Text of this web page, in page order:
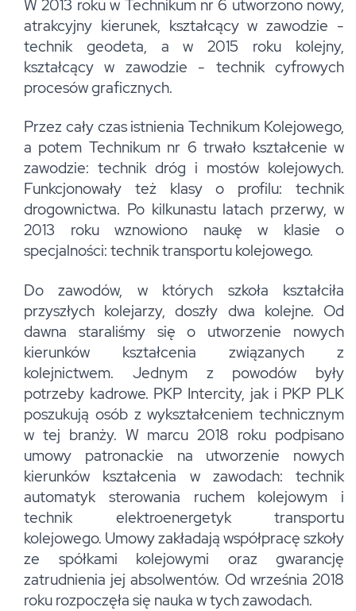
W 2013 roku w Technikum nr 6 utworzono nowy,
atrakcyjny kierunek, kształcący w zawodzie -
technik geodeta, a w 2015 roku kolejny,
kształcący w zawodzie - technik cyfrowych
procesów graficznych.
Przez cały czas istnienia Technikum Kolejowego,
a potem Technikum nr 6 trwało kształcenie w
zawodzie: technik dróg i mostów kolejowych.
Funkcjonowały też klasy o profilu: technik
drogownictwa. Po kilkunastu latach przerwy, w
2013 roku wznowiono naukę w klasie o
specjalności: technik transportu kolejowego.
Do zawodów, w których szkoła kształciła
przyszłych kolejarzy, doszły dwa kolejne. Od
dawna staraliśmy się o utworzenie nowych
kierunków kształcenia związanych z
kolejnictwem. Jednym z powodów były
potrzeby kadrowe. PKP Intercity, jak i PKP PLK
poszukują osób z wykształceniem technicznym
w tej branży. W marcu 2018 roku podpisano
umowy patronackie na utworzenie nowych
kierunków kształcenia w zawodach: technik
automatyk sterowania ruchem kolejowym i
technik elektroenergetyk transportu
kolejowego. Umowy zakładają współpracę szkoły
ze spółkami kolejowymi oraz gwarancję
zatrudnienia jej absolwentów. Od września 2018
roku rozpoczęła się nauka w tych zawodach.